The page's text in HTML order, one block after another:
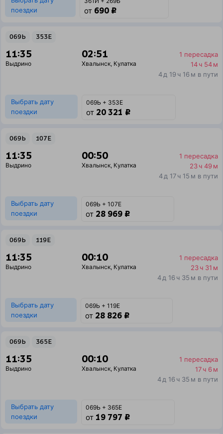
поездки
от 690 ₽
069Ь 353Е
11:35
Выдрино
02:51
Хвалынск, Кулатка
1 пересадка
14 ч 54 м
4 д 19 ч 16 м в пути
Выбрать дату
поездки
069Ь + 353Е
от 20 321 ₽
069Ь 107Е
11:35
Выдрино
00:50
Хвалынск, Кулатка
1 пересадка
23 ч 49 м
4 д 17 ч 15 м в пути
Выбрать дату
поездки
069Ь + 107Е
от 28 969 ₽
069Ь 119Е
11:35
Выдрино
00:10
Хвалынск, Кулатка
1 пересадка
23 ч 31 м
4 д 16 ч 35 м в пути
Выбрать дату
поездки
069Ь + 119Е
от 28 826 ₽
069Ь 365Е
11:35
Выдрино
00:10
Хвалынск, Кулатка
1 пересадка
17 ч 6 м
4 д 16 ч 35 м в пути
Выбрать дату
поездки
069Ь + 365Е
от 19 797 ₽